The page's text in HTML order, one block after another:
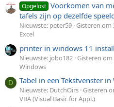
Opgelost Voorkomen van
tafels zijn op dezelfde
Nieuwste: peter59 Gisteren om
Excel
printer in windows 11
Nieuwste: jobo182 Gisteren om
Windows
D Tabel in een Tekstvenster
Nieuwste: DutchOirs Gisteren
VBA (Visual Basic for Appl.)